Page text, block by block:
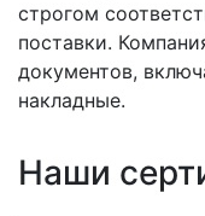
строгом
поставки.
документов,
накладные.
Наши